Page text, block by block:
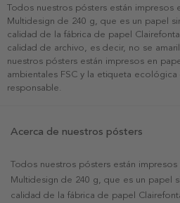
Todos nuestros pósters están impresos
Multidesign de 240 g, que es un papel
calidad de la fábrica de papel
calidad de archivo, es decir, no se
nuestros pósters están impresos en
ambientales FSC y la etiqueta ecológica
responsable.
Acerca de nuestros pósters
Todos nuestros pósters están
Multidesign de 240 g, que es un papel
calidad de la fábrica de papel